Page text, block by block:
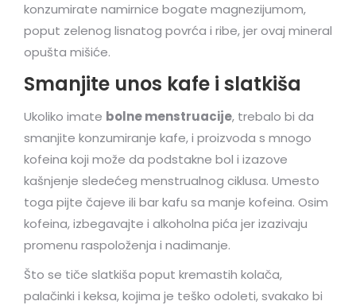
konzumirate namirnice bogate magnezijumom,
poput zelenog lisnatog povrća i ribe, jer ovaj mineral
opušta mišiće.
Smanjite unos kafe i slatkiša
Ukoliko imate bolne menstruacije, trebalo bi da
smanjite konzumiranje kafe, i proizvoda s mnogo
kofeina koji može da podstakne bol i izazove
kašnjenje sledećeg menstrualnog ciklusa. Umesto
toga pijte čajeve ili bar kafu sa manje kofeina. Osim
kofeina, izbegavajte i alkoholna pića jer izazivaju
promenu raspoloženja i nadimanje.
Što se tiče slatkiša poput kremastih kolača,
palačinki i keksa, kojima je teško odoleti, svakako bi